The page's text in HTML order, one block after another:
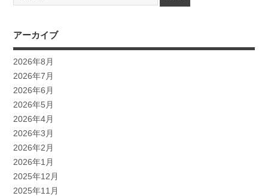
アーカイブ
2026年8月
2026年7月
2026年6月
2026年5月
2026年4月
2026年3月
2026年2月
2026年1月
2025年12月
2025年11月